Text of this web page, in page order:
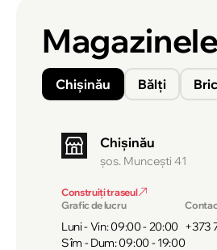
Chișinău Bălți
Chișinău
şos. Munceşti 41
Construiți traseul
Grafic de lucru
Luni - Vin: 09:00 - 20:00
Sîm - Dum: 09:00 - 19:00
+373